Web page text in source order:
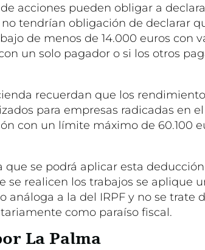
acciones pueden obligar a
tendrían obligación de declarar
de menos de 14.000 euros con
un solo pagador o si los otros
recuerdan que los
para empresas radicadas en
con un límite máximo de 60.100
que se podrá aplicar esta
se realicen los trabajos se aplique
análoga a la del IRPF y no se trate
como paraíso fiscal.
La Palma